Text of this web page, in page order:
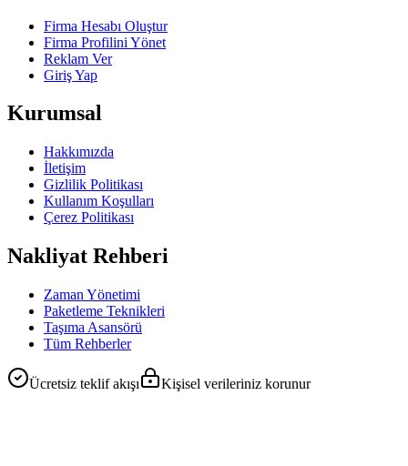
Firma Hesabı Oluştur
Firma Profilini Yönet
Reklam Ver
Giriş Yap
Kurumsal
Hakkımızda
İletişim
Gizlilik Politikası
Kullanım Koşulları
Çerez Politikası
Nakliyat Rehberi
Zaman Yönetimi
Paketleme Teknikleri
Taşıma Asansörü
Tüm Rehberler
Ücretsiz teklif akışı Kişisel verileriniz korunur